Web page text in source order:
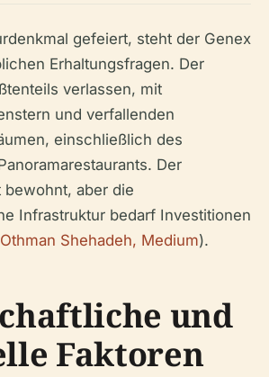
gefeiert, steht der Genex
Erhaltungsfragen. Der
verlassen, mit
und verfallenden
einschließlich des
Der
aber die
Infrastruktur bedarf Investitionen
Othman Shehadeh, Medium).
und
Faktoren